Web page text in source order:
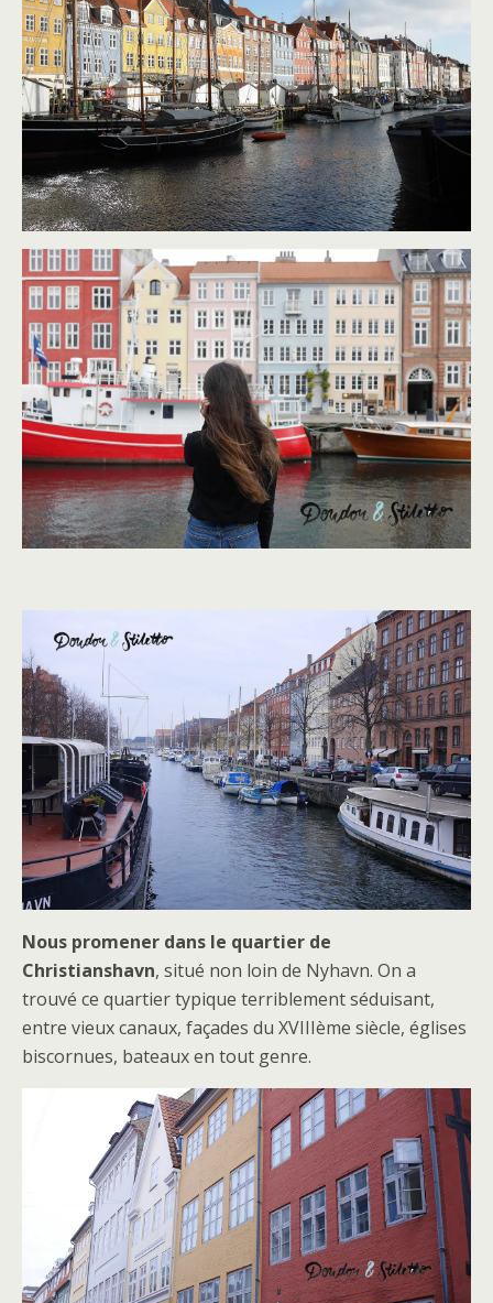
Nous promener dans le quartier de
Christianshavn, situé non loin de Nyhavn. On a
trouvé ce quartier typique terriblement séduisant,
entre vieux canaux, façades du XVIIIème siècle, églises
biscornues, bateaux en tout genre.